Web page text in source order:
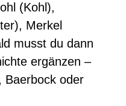
(Kohl),
Merkel
musst du dann
ergänzen –
Baerbock oder